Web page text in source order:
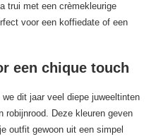
trui met een crèmekleurige
voor een koffiedate of een
een chique touch
dit jaar veel diepe juweeltinten
robijnrood. Deze kleuren geven
outfit gewoon uit een simpel